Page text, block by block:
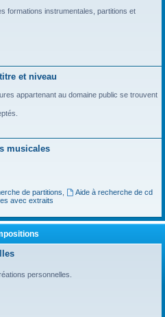
formations instrumentales, partitions et
et niveau
appartenant au domaine public se trouvent
musicales
de partitions
Aide à recherche de cd
avec extraits
personnelles.